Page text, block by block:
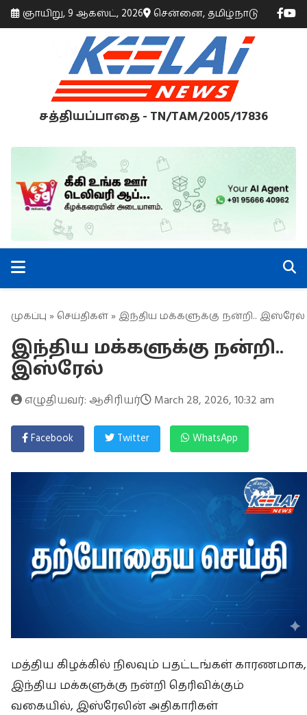
ஞாயிறு, 9 ஆகஸ்ட், 2026 சென்னை, தமிழ்நாடு
சத்தியப்பாதை - TN/TAM/2005/17836
முகப்பு » செய்திகள் » இந்திய மக்களுக்கு நன்றி.. இஸ்ரேல்
இந்திய மக்களுக்கு நன்றி..
இஸ்ரேல்
எழுதியவர்: ஆசிரியர் March 28, 2026, 10:32 am
Facebook Twitter WhatsApp
மத்திய கிழக்கில் நிலவும் பதட்டங்கள் காரணமாக,
இந்திய மக்களுக்கு நன்றி தெரிவிக்கும்
வகையில், இஸ்ரேலின் அதிகாரிகள்